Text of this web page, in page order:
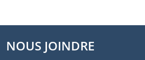
NOUS JOINDRE